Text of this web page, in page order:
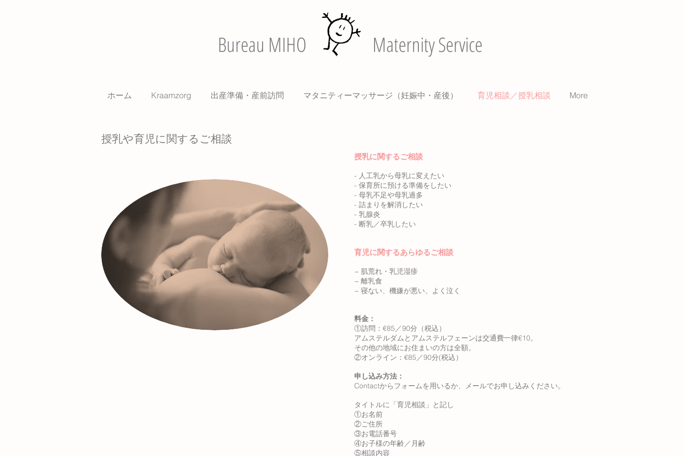
Bureau MIHO Maternity Service
ホーム Kraamzorg 出産準備・産前訪問 マタニティーマッサージ（妊娠中・産後） 育児相談／授乳相談 More
授乳や育児に関するご相談
授乳に関するご相談
- 人工乳から母乳に変えたい
- 保育所に預ける準備をしたい
- 母乳不足や母乳過多
- 詰まりを解消したい
- 乳腺炎
- 断乳／卒乳したい
育児に関するあらゆるご相談
− 肌荒れ・乳児湿疹
− 離乳食
− 寝ない、機嫌が悪い、よく泣く
料金：
①訪問：€85／90分（税込）
アムステルダムとアムステルフェーンは交通費一律€10。
その他の地域にお住まいの方は全額。
②オンライン：€85／90分(税込）
申し込み方法：
Contactからフォームを用いるか、メールでお申し込みください。
タイトルに「育児相談」と記し
①お名前
②ご住所
③お電話番号
④お子様の年齢／月齢
⑤相談内容